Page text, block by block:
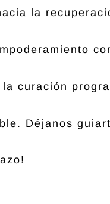
la
curación
Déjanos